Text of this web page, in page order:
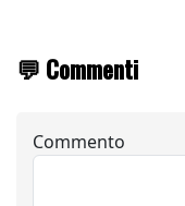
💬 Commenti